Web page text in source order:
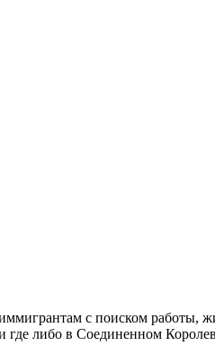
с поиском работы,
где либо в Соединенном